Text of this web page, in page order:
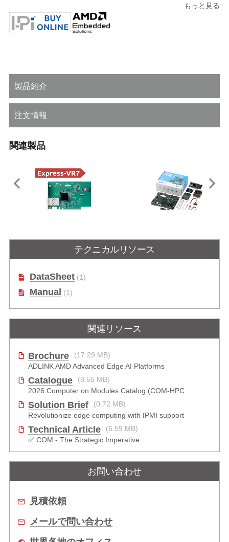
極めて堅牢な動作温度：-40℃～85℃ (オプション)もっと見る
製品紹介
注文情報
関連製品
COM Express Type 7 10GbE SFP+
ネットワーク・アダプターカード
IPMI
テクニカルリソース
DataSheet(1)
Manual (1)
関連リソース
Brochure
(17.29 MB)
ADLINK AMD Advanced Edge AI Platforms
Catalogue
(8.55 MB)
2026 Computer on Modules Catalog (COM-HPC, COM Express , SMARC, OSM, Qseven and ETX)
Solution Brief
(0.72 MB)
Revolutionize edge computing with IPMI support
Technical Article
(6.59 MB)
✅ COM - The Strategic Imperative
お問い合わせ
見積依頼
メールで問い合わせ